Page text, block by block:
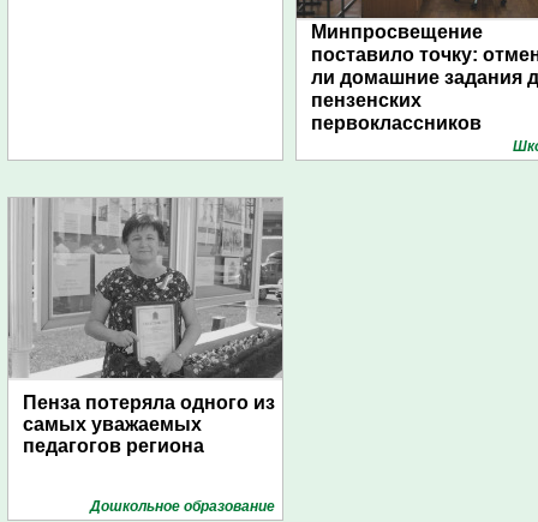
Минпросвещение
поставило точку:
ли домашние задания
пензенских
первоклассников
Пенза потеряла одного из
самых уважаемых
педагогов региона
Дошкольное образование